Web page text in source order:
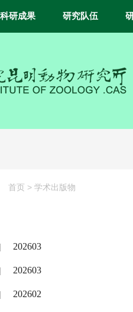
科研成果 研究队伍
首页 > 学术出版物
202603
202603
202602